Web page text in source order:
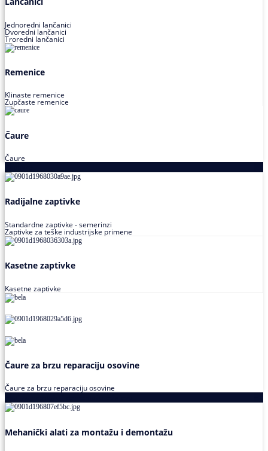
Jednoredni lančanici
Dvoredni lančanici
Troredni lančanici
Remenice
Klinaste remenice
Zupčaste remenice
Čaure
Čaure
Radijalne zaptivke
Standardne zaptivke - semerinzi
Zaptivke za teške industrijske primene
Kasetne zaptivke
Kasetne zaptivke
Čaure za brzu reparaciju osovine
Čaure za brzu reparaciju osovine
Mehanički alati za montažu i demontažu